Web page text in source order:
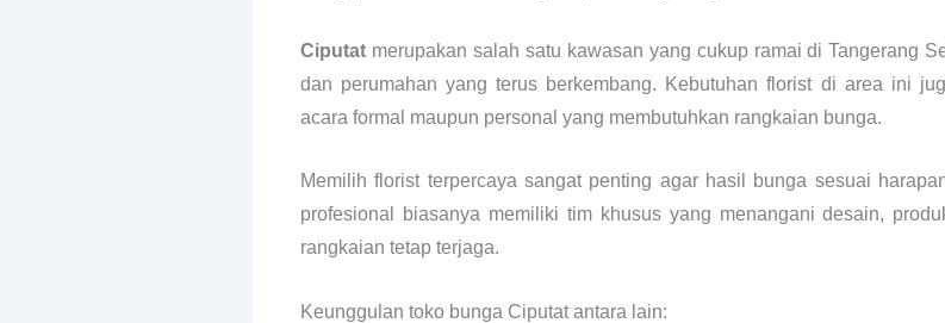
Ciputat merupakan salah satu kawasan yang cukup ramai di Tangerang
dan perumahan yang terus berkembang. Kebutuhan florist di area ini
acara formal maupun personal yang membutuhkan rangkaian bunga.
Memilih florist terpercaya sangat penting agar hasil bunga sesuai
profesional biasanya memiliki tim khusus yang menangani desain,
rangkaian tetap terjaga.
Keunggulan toko bunga Ciputat antara lain: